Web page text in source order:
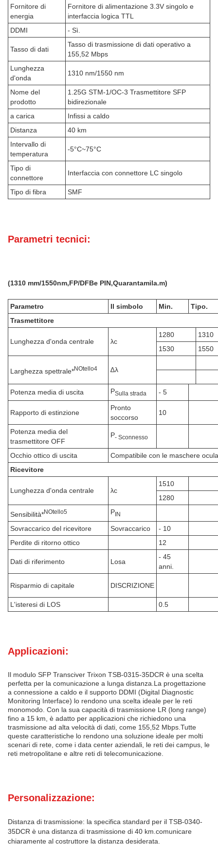
Fornitore di
energia
Fornitore di alimentazione 3.3V singolo e
interfaccia logica TTL
DDMI
- Sì.
Tasso di dati
Tasso di trasmissione di dati operativo a
155,52 Mbps
Lunghezza
d'onda
1310 nm/1550 nm
Nome del
prodotto
1.25G STM-1/OC-3 Trasmettitore SFP
bidirezionale
a carica
Infissi a caldo
Distanza
40 km
Intervallo di
temperatura
-5°C~75°C
Tipo di
connettore
Interfaccia con connettore LC singolo
Tipo di fibra SMF
Parametri tecnici:
(1310 mm/1550nm,FP/DFBe PIN,Quarantamila.m)
Parametro Il simbolo Min.
Tipo.
Trasmettitore
Lunghezza d'onda centrale λc
1280
1310
1530
1550
Larghezza spettrale*NOtello4 ∆λ
Potenza media di uscita PSulla strada - 5
Rapporto di estinzione
Pronto
soccorso
10
Potenza media del
trasmettitore OFF
P- Sconnesso
Occhio ottico di uscita
Compatibile con le maschere
Ricevitore
Lunghezza d'onda centrale λc
1510
1280
Sensibilità*NOtello5 PIN
Sovraccarico del ricevitore Sovraccarico
- 10
Perdite di ritorno ottico
12
Dati di riferimento Losa
- 45
anni.
Risparmio di capitale DISCRIZIONE
L'isteresi di LOS 0.5
Applicazioni:
Il modulo SFP Transciver Trixon TSB-0315-35DCR è una scelta
perfetta per la comunicazione a lunga distanza.La progettazione
a connessione a caldo e il supporto DDMI (Digital Diagnostic
Monitoring Interface) lo rendono una scelta ideale per le reti
monomodo. Con la sua capacità di trasmissione LR (long range)
fino a 15 km, è adatto per applicazioni che richiedono una
trasmissione ad alta velocità di dati, come 155,52 Mbps.Tutte
queste caratteristiche lo rendono una soluzione ideale per molti
scenari di rete, come i data center aziendali, le reti dei campus, le
reti metropolitane e altre reti di telecomunicazione.
Personalizzazione:
Distanza di trasmissione: la specifica standard per il TSB-0340-
35DCR è una distanza di trasmissione di 40 km.comunicare
chiaramente al costruttore la distanza desiderata.